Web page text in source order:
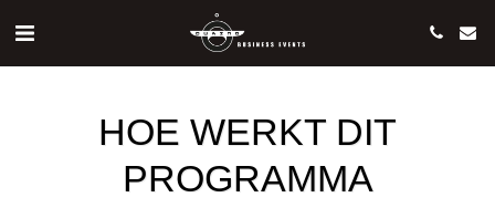
HOE WERKT DIT
PROGRAMMA